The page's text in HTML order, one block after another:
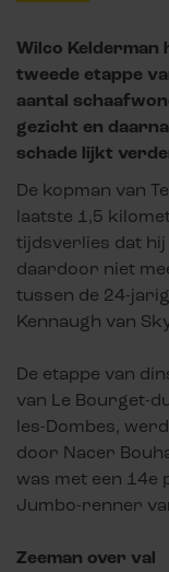
Wilco Kelderman
tweede etappe
aantal
gezicht en
schade lijkt
De kopman van
laatste 1,5
tijdsverlies dat
daardoor niet
tussen de 24-
Kennaugh van
De etappe van
van Le Bourget-
les-Dombes,
door Nacer
was met een 14e
Jumbo-renner
Zeeman over val